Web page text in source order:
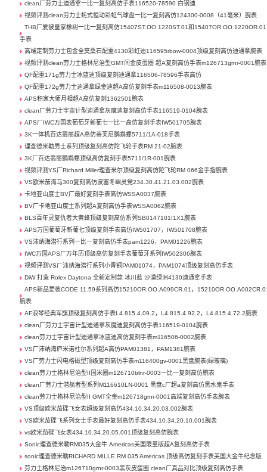
clean厂劳力士迪通拿一比一复刻高仿手表116520-78590 白钢迪
视频评测clean劳力士蚝式恒动彩虹气球盘一比一复刻高仿124300-0008（41毫米）腕表
THB厂爱彼皇家橡树一比一复刻高仿15407ST.OO.1220ST.01和15407OR.OO.1220OR.01
手表
高端定制劳力士包金全莫桑石配重4130彩虹迪116595rbow-0004顶级复刻高仿迪通拿腕表
视频评测clean劳力士格林尼治型GMT间金皮蛋圈 超A复刻高仿手表m126713grnr-0001腕表
QF配重171g劳力士冰蓝迪顶级复刻迪通拿116506-78596手表高仿
QF配重172g劳力士迪通拿绿金迪超A高仿复刻手表m116508-0013腕表
APS积家大师月相超A高仿复刻1362501腕表
clean厂劳力士宇宙计型迪通拿灰魔迪复刻高仿手表116519-0104腕表
APS厂IWC万国表葡萄牙新葡七一比一高仿复刻手表IW501705腕表
3K一体机百达翡丽超A高仿蒂芙尼鹦鹉螺5711/1A-018手表
理查德米勒男士系列顶级复刻高仿陀飞轮手表RM 21-02腕表
3K厂百达翡丽鹦鹉螺顶级高仿复刻手表5711/1R-001腕表
视频评测YS厂Richard Miller理查米尔顶级复刻高仿陀飞轮RM 066金手指腕表
VS欧米茄海马300复刻高仿波塞冬幽灵党234.30.41.21.03.002腕表
卡地亚山度士BV厂最好复刻手表高仿WSSA0037腕表
BV厂卡地亚山度士系列超A复刻高仿手表WSSA0062腕表
BLS百年灵复仇者大黄蜂顶级复刻高仿系列SB0147101I1X1腕表
APS万国葡萄牙新葡七顶级复刻手表高仿IW501707，IW501708腕表
VS沛纳海潜行系列一比一复刻高仿手表pam1226，PAM01226腕表
IWC万国APS厂万年历顶级高仿复刻手表葡萄牙系列IW502306腕表
视频评测VS厂沛纳海潜行系列小青铜PAM01074，PAM1074顶级复刻高仿手表
DiW 打造 Rolex Daytona 全新定制款 冰川蓝 沙漠绿洲4130迪通拿手表
APS新品爱彼CODE 11.59系列高仿15210OR.OO.A099CR.01，
腕表
AF浪琴经典军旗顶级复刻高仿手表L4.815.4.09.2，L4.815.4.92.2，L4.815.4.72.2腕表
clean厂劳力士宇宙计型迪通拿灰魔迪复刻高仿手表116519-0104腕表
clean劳力士宇宙计型迪通拿冰蓝迪高仿复刻手表m116506-0002腕表
VS厂沛纳海庐米诺杜尔系列超A高仿PAM01381，PAM1381腕表
VS厂劳力士闪电格磁型顶级复刻高仿手表m116400gv-0001黑盘腕表(绿玻璃)
clean劳力士格林尼治型II国米圈m126710blnr-0003一比一复刻高仿腕表
clean厂劳力士潜航者型系列M116610LN-0001 黑盘c厂超a复刻高仿黑水鬼手表
clean劳力士格林尼治型II GMT全金m126718grnr-0001高端复刻高仿手表腕表
VS顶级欧米茄碟飞女表超级复刻高仿434.10.34.20.03.002腕表
VS欧米茄碟飞系列女士手表最好复刻高仿手表434.10.34.20.10.001腕表
vs欧米茄碟飞女表434.10.34.20.05.001顶级复刻高仿腕表
Sonic理查德米勒RM035大金牛 Americas美国限量版超A复刻高仿手表
sonic理查德米勒RICHARD MILLE RM 035 Americas 顶级高仿复刻手表美国大金牛纪念版
劳力士格林尼治m126710grnr-0003黑灰皮蛋圈 clean厂真品对比顶级复刻高仿手表